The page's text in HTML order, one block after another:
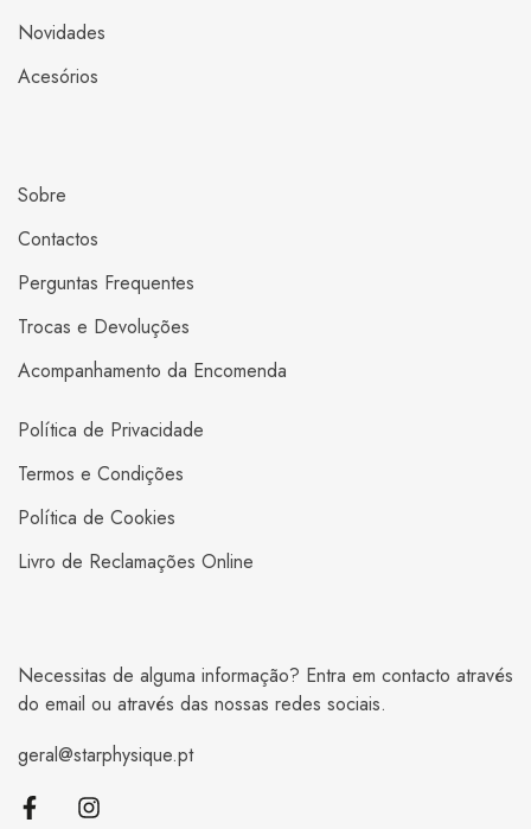
Novidades
Acesórios
Sobre
Contactos
Perguntas Frequentes
Trocas e Devoluções
Acompanhamento da Encomenda
Política de Privacidade
Termos e Condições
Política de Cookies
Livro de Reclamações Online
Necessitas de alguma informação? Entra em contacto através
do email ou através das nossas redes sociais.
geral@starphysique.pt